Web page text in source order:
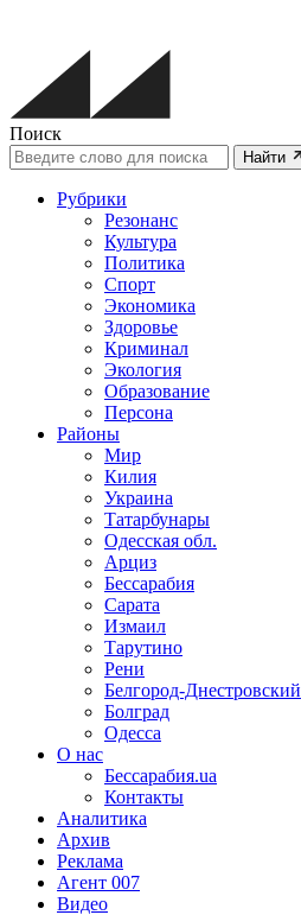
Поиск
Найти
Рубрики
Резонанс
Культура
Политика
Спорт
Экономика
Здоровье
Криминал
Экология
Образование
Персона
Районы
Мир
Килия
Украина
Татарбунары
Одесская обл.
Арциз
Бессарабия
Сарата
Измаил
Тарутино
Рени
Белгород-Днестровский
Болград
Одесса
О нас
Бессарабия.ua
Контакты
Аналитика
Архив
Реклама
Агент 007
Видео